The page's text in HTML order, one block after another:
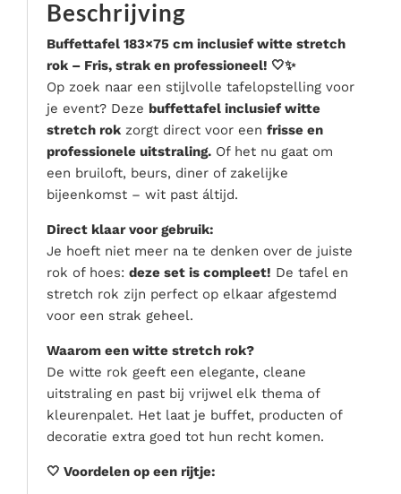
Serveer materialen
Servies & bestek
Speciale effecten
Stroom
Tafel accessoires
Tenten & parasols
Veiligheid, hygiëne & afvalverwerking
Beschrijving
Buffettafel 183×75 cm inclusief witte stretch
rok – Fris, strak en professioneel! 🤍✨
Op zoek naar een stijlvolle tafelopstelling voor
je event? Deze buffettafel inclusief witte
stretch rok zorgt direct voor een frisse en
professionele uitstraling. Of het nu gaat om
een bruiloft, beurs, diner of zakelijke
bijeenkomst – wit past áltijd.
Direct klaar voor gebruik:
Je hoeft niet meer na te denken over de juiste
rok of hoes: deze set is compleet! De tafel en
stretch rok zijn perfect op elkaar afgestemd
voor een strak geheel.
Waarom een witte stretch rok?
De witte rok geeft een elegante, cleane
uitstraling en past bij vrijwel elk thema of
kleurenpalet. Het laat je buffet, producten of
decoratie extra goed tot hun recht komen.
🤍 Voordelen op een rijtje: